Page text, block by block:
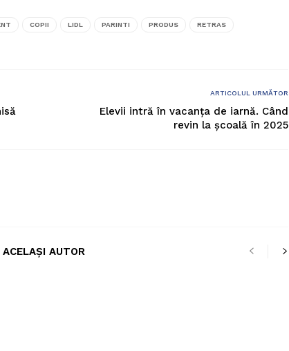
COPII LIDL PARINTI PRODUS RETRAS
ARTICOLUL URMĂTOR
Elevii intră în vacanţa de iarnă. Când
revin la școală în 2025
AUTOR